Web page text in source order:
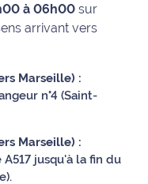
à 06h00 sur
arrivant vers
Marseille) :
n°4 (Saint-
Marseille) :
jusqu'à la fin du